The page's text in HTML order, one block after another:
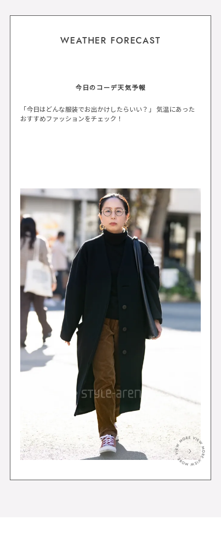
WEATHER FORECAST
今日のコーデ天気予報
「今日はどんな服装でお出かけしたらいい？」 気温にあった
おすすめファッションをチェック！
＞